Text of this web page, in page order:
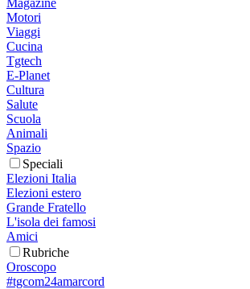
Motori
Viaggi
Cucina
Tgtech
E-Planet
Cultura
Salute
Scuola
Animali
Spazio
Speciali
Elezioni Italia
Elezioni estero
Grande Fratello
L'isola dei famosi
Amici
Rubriche
Oroscopo
#tgcom24amarcord